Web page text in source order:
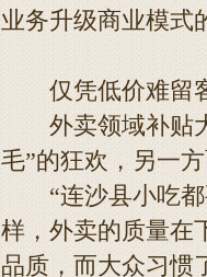
业务升级商业模式
仅凭低价难留
外卖领域补贴大
毛”的狂欢，另一
“连沙县小吃都要
样，外卖的质量在
品质，而大众习惯